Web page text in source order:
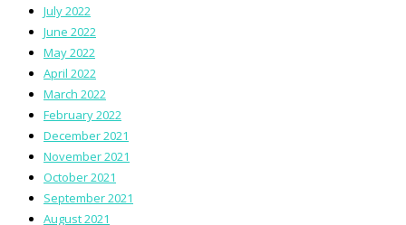
July 2022
June 2022
May 2022
April 2022
March 2022
February 2022
December 2021
November 2021
October 2021
September 2021
August 2021